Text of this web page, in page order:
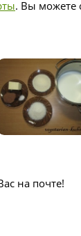
. Вы можете
на почте!